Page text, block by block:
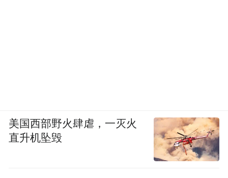
美国西部野火肆虐，一灭火
直升机坠毁